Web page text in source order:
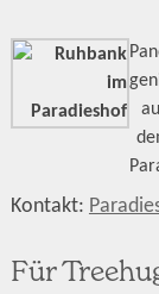
Kontakt:
Für